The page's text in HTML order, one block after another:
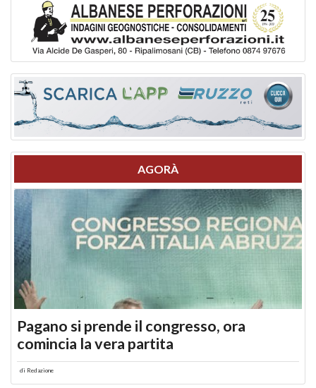
AGORÀ
Pagano si prende il congresso, ora
comincia la vera partita
di Redazione